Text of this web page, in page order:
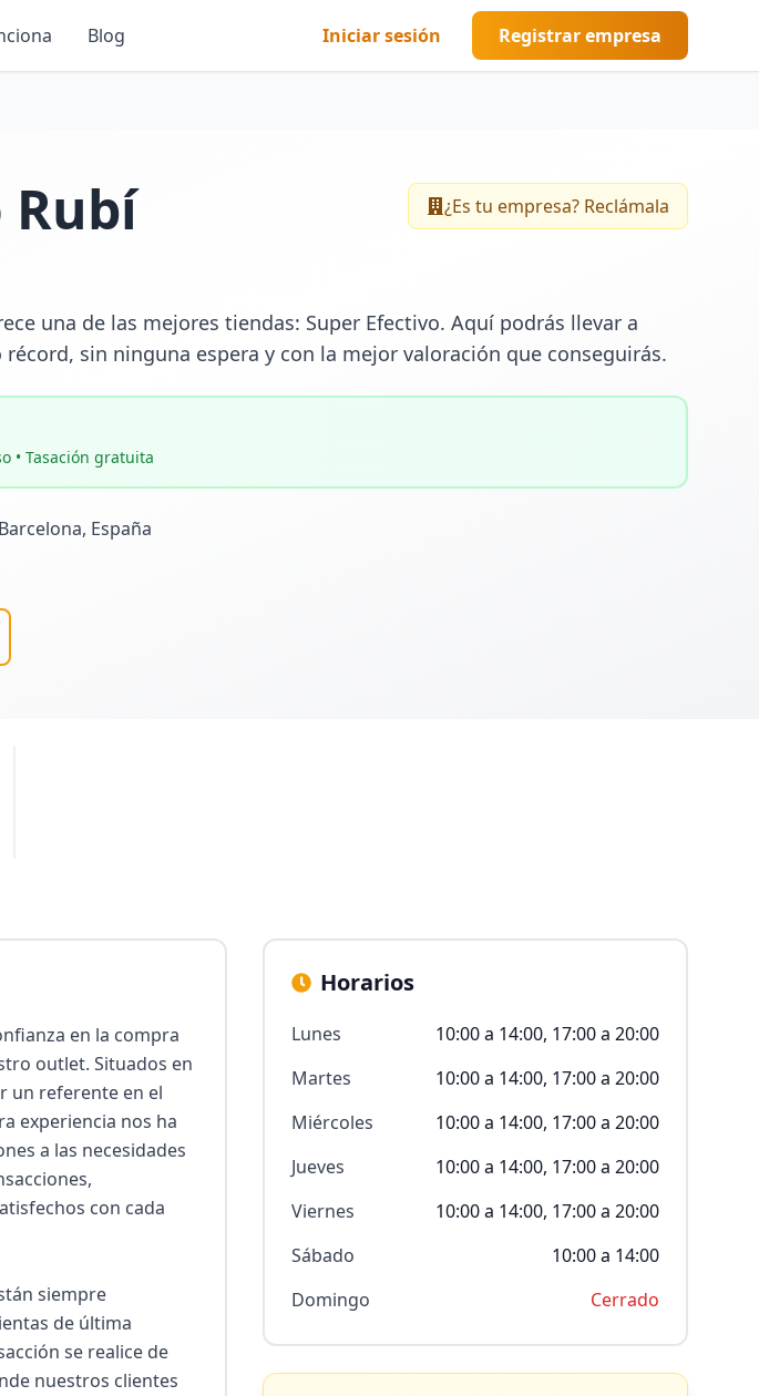
Blog Iniciar sesión Registrar empresa
Rubí ¿Es tu empresa? Reclámala
una de las mejores tiendas: Super Efectivo. Aquí podrás llevar a
sin ninguna espera y con la mejor valoración que conseguirás.
• Tasación gratuita
España
en la compra
outlet. Situados en
un referente en el
experiencia nos ha
a las necesidades
con cada
siempre
de última
se realice de
nuestros clientes
Horarios
Lunes
10:00 a 14:00, 17:00 a 20:00
Martes
10:00 a 14:00, 17:00 a 20:00
Miércoles
10:00 a 14:00, 17:00 a 20:00
Jueves
10:00 a 14:00, 17:00 a 20:00
Viernes
10:00 a 14:00, 17:00 a 20:00
Sábado
10:00 a 14:00
Domingo
Cerrado